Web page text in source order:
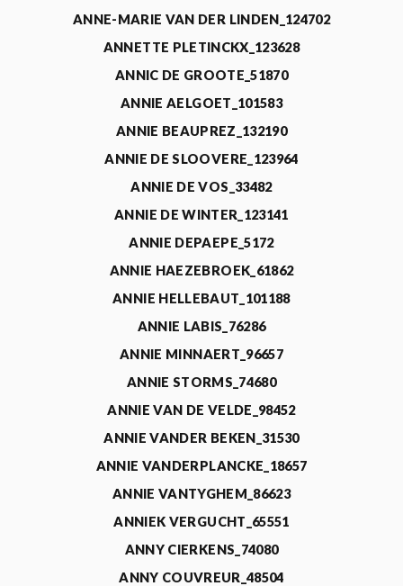
ANNE-MARIE VAN DER LINDEN_124702
ANNETTE PLETINCKX_123628
ANNIC DE GROOTE_51870
ANNIE AELGOET_101583
ANNIE BEAUPREZ_132190
ANNIE DE SLOOVERE_123964
ANNIE DE VOS_33482
ANNIE DE WINTER_123141
ANNIE DEPAEPE_5172
ANNIE HAEZEBROEK_61862
ANNIE HELLEBAUT_101188
ANNIE LABIS_76286
ANNIE MINNAERT_96657
ANNIE STORMS_74680
ANNIE VAN DE VELDE_98452
ANNIE VANDER BEKEN_31530
ANNIE VANDERPLANCKE_18657
ANNIE VANTYGHEM_86623
ANNIEK VERGUCHT_65551
ANNY CIERKENS_74080
ANNY COUVREUR_48504